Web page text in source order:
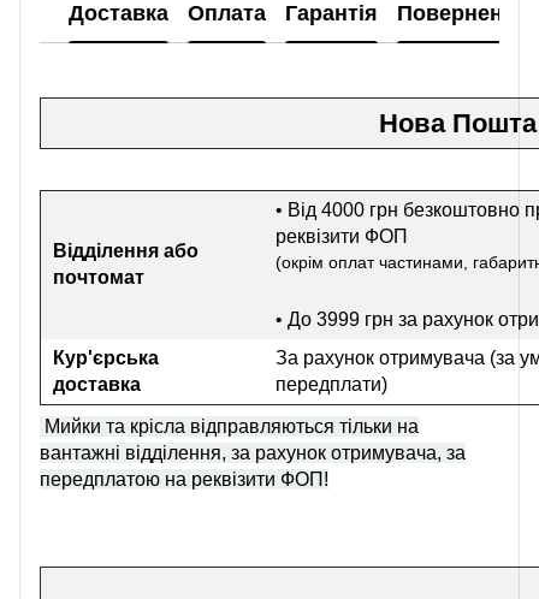
Доставка Оплата Гарантія Повернення
Нова Пошта
Відділення або
почтомат
• Від 4000 грн безкоштовно
реквізити ФОП
(окрім оплат частинами,
• До 3999 грн за рахунок
Кур'єрська
доставка
За рахунок отримувача (за
передплати)
Мийки та крісла відправляються тільки на
вантажні відділення, за рахунок отримувача, за
передплатою на реквізити ФОП!